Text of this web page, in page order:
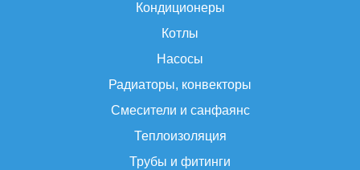
Кондиционеры
Котлы
Насосы
Радиаторы, конвекторы
Смесители и санфаянс
Теплоизоляция
Трубы и фитинги